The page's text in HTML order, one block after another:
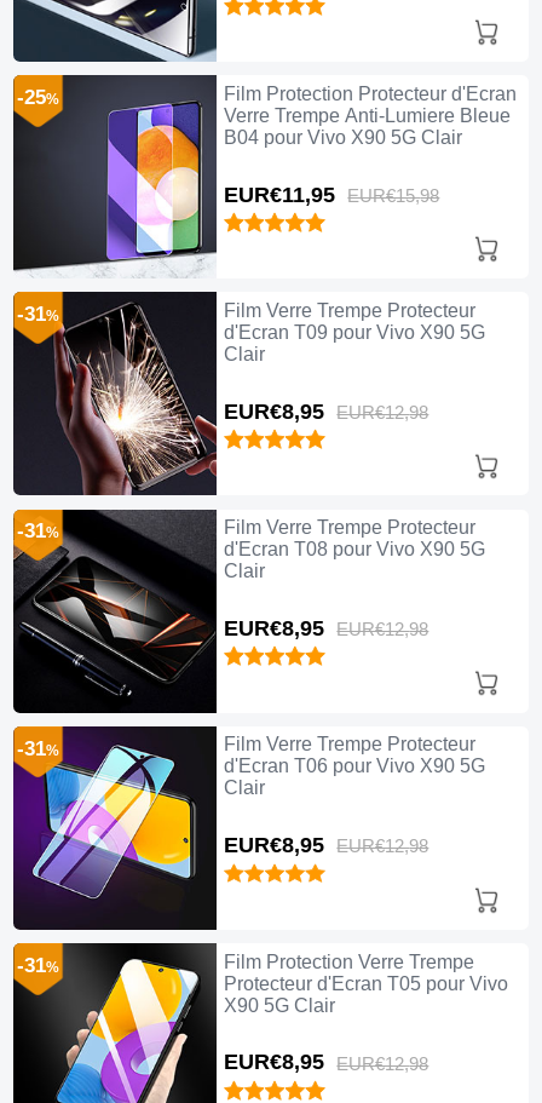
Film Protection Protecteur d'Ecran
Verre Trempe Anti-Lumiere Bleue
B04 pour Vivo X90 5G Clair
EUR€11,95 EUR€15,98
-25%
Film Verre Trempe Protecteur
d'Ecran T09 pour Vivo X90 5G
Clair
EUR€8,95 EUR€12,98
-31%
Film Verre Trempe Protecteur
d'Ecran T08 pour Vivo X90 5G
Clair
EUR€8,95 EUR€12,98
-31%
Film Verre Trempe Protecteur
d'Ecran T06 pour Vivo X90 5G
Clair
EUR€8,95 EUR€12,98
-31%
Film Protection Verre Trempe
Protecteur d'Ecran T05 pour Vivo
X90 5G Clair
EUR€8,95 EUR€12,98
-31%